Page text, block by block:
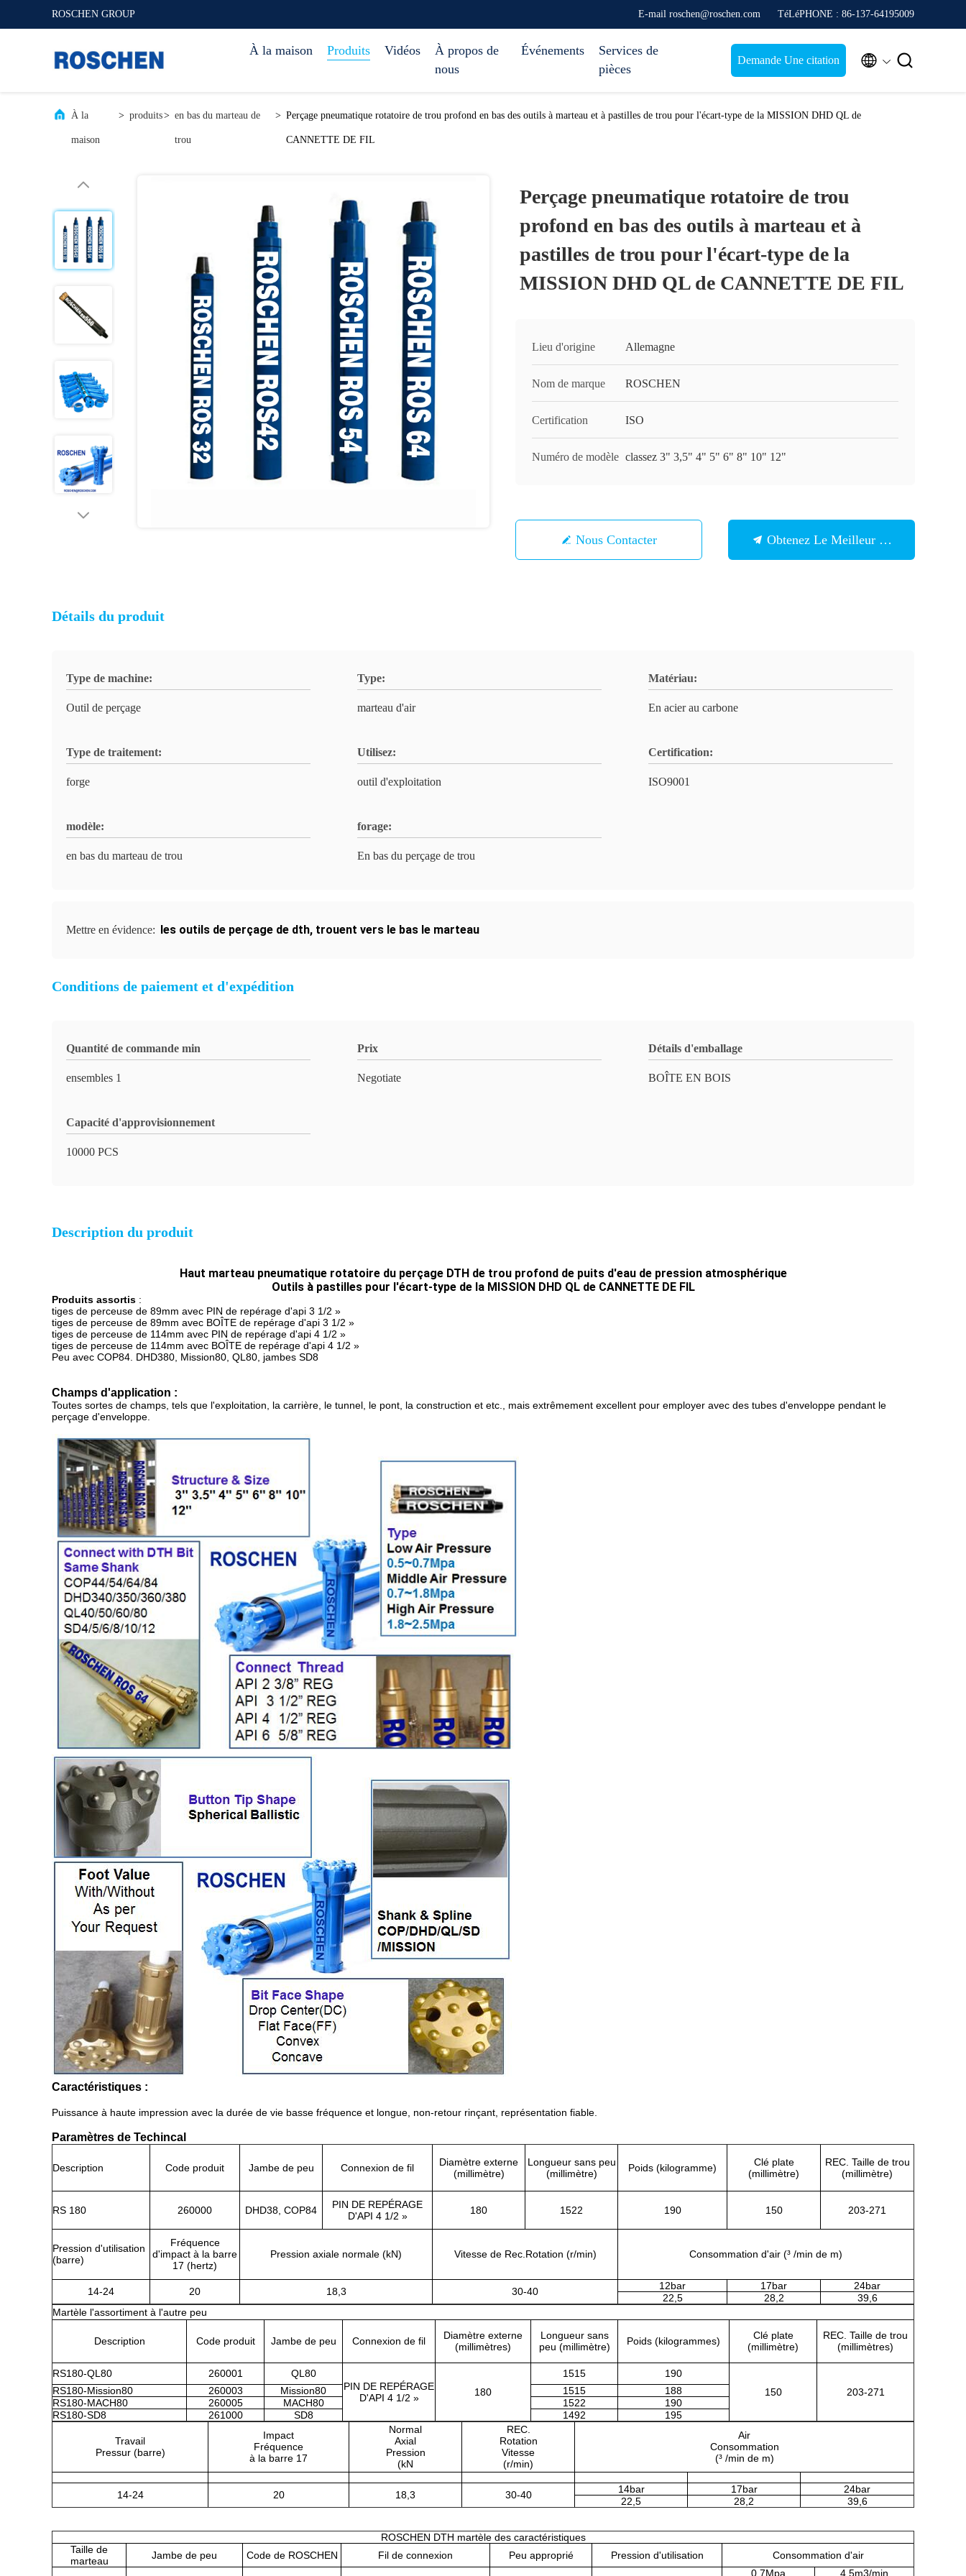
ROSCHEN GROUP E-mail roschen@roschen.com TéLéPHONE : 86-137-64195009
À la maison Produits Vidéos
À propos de
nous
Événements
Services de
pièces
Demande Une citation  
À la
maison
> produits> en bas du marteau de
trou
> Perçage pneumatique rotatoire de trou profond en bas des outils à marteau et à pastilles de trou pour l'écart-type de la MISSION DHD QL de
CANNETTE DE FIL
Perçage pneumatique rotatoire de trou
profond en bas des outils à marteau et à
pastilles de trou pour l'écart-type de la
MISSION DHD QL de CANNETTE DE FIL
Lieu d'origine Allemagne
Nom de marque ROSCHEN
Certification ISO
Numéro de modèle classez 3" 3,5" 4" 5" 6" 8" 10" 12"
Nous Contacter Obtenez Le Meilleur Prix
Détails du produit
Type de machine:
Outil de perçage
Type:
marteau d'air
Matériau:
En acier au carbone
Type de traitement:
forge
Utilisez:
outil d'exploitation
Certification:
ISO9001
modèle:
en bas du marteau de trou
forage:
En bas du perçage de trou
Mettre en évidence: les outils de perçage de dth, trouent vers le bas le marteau
Conditions de paiement et d'expédition
Quantité de commande min
ensembles 1
Prix
Negotiate
Détails d'emballage
BOÎTE EN BOIS
Capacité d'approvisionnement
10000 PCS
Description du produit
Haut marteau pneumatique rotatoire du perçage DTH de trou profond de puits d'eau de pression atmosphérique
Outils à pastilles pour l'écart-type de la MISSION DHD QL de CANNETTE DE FIL
Produits assortis :
tiges de perceuse de 89mm avec PIN de repérage d'api 3 1/2 »
tiges de perceuse de 89mm avec BOÎTE de repérage d'api 3 1/2 »
tiges de perceuse de 114mm avec PIN de repérage d'api 4 1/2 »
tiges de perceuse de 114mm avec BOÎTE de repérage d'api 4 1/2 »
Peu avec COP84. DHD380, Mission80, QL80, jambes SD8
Champs d'application :
Toutes sortes de champs, tels que l'exploitation, la carrière, le tunnel, le pont, la construction et etc., mais extrêmement excellent pour employer avec des tubes d'enveloppe pendant le
perçage d'enveloppe.
Caractéristiques :
Puissance à haute impression avec la durée de vie basse fréquence et longue, non-retour rinçant, représentation fiable.
Paramètres de Techincal
Description Code produit Jambe de peu Connexion de fil
Diamètre externe
(millimètre)
Longueur sans peu
(millimètre)
Poids (kilogramme)
Clé plate
(millimètre)
REC. Taille de trou
(millimètre)
RS 180 260000 DHD38, COP84
PIN DE REPÉRAGE
D'API 4 1/2 »
180 1522 190 150 203-271
Pression d'utilisation
(barre)
Fréquence
d'impact à la barre
17 (hertz)
Pression axiale normale (kN) Vitesse de Rec.Rotation (r/min) Consommation d'air (³ /min de m)
14-24 20 18,3 30-40 12bar 17bar
24bar
22,5
28,2
39,6
Martèle l'assortiment à l'autre peu
Description Code produit Jambe de peu Connexion de fil
Diamètre externe
(millimètres)
Longueur sans
peu (millimètre)
Poids (kilogrammes)
Clé plate
(millimètre)
REC. Taille de trou
(millimètres)
RS180-QL80 260001
QL80
PIN DE REPÉRAGE
D'API 4 1/2 »
180
1515
190
150
203-271
RS180-Mission80 260003 Mission80 1515
188
RS180-MACH80
260005 MACH80 1522
190
RS180-SD8
261000 SD8 1492 195
Travail
Pressur (barre)
Impact
Fréquence
à la barre 17
Normal
Axial
Pression
(kN
REC.
Rotation
Vitesse
(r/min)
Air
Consommation
(³ /min de m)
14-24 20 18,3 30-40 14bar 17bar
24bar
22,5
28,2 39,6
ROSCHEN DTH martèle des caractéristiques
Taille de
marteau
Jambe de peu Code de ROSCHEN Fil de connexion Peu approprié Pression d'utilisation
Consommation d'air
0.7Mpa
4.5m3/min